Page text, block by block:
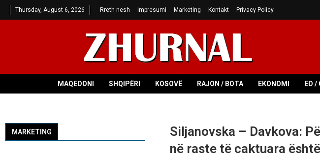
Thursday, August 6, 2026 Rreth nesh Impresumi Marketing Kontakt Privacy Policy
MAQEDONI SHQIPËRI KOSOVË RAJON / BOTA EKONOMI ED /
Siljanovska – Davkova:
në raste të caktuara
MARKETING